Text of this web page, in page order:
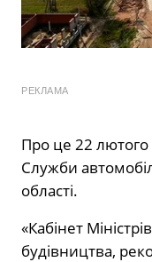
РЕКЛАМА
Про це 22 лютого
Служби
області.
«Кабінет
будівництва,